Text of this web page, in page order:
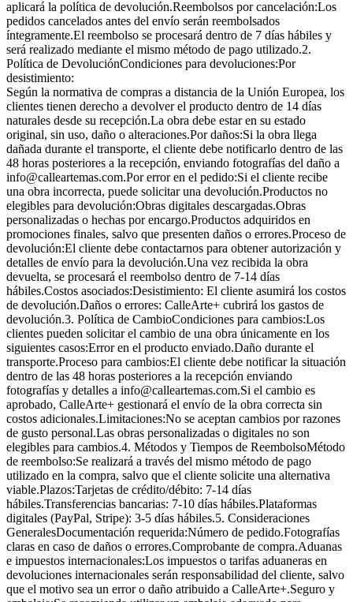
aplicará la política de devolución.Reembolsos por cancelación:Los
pedidos cancelados antes del envío serán reembolsados
íntegramente.El reembolso se procesará dentro de 7 días hábiles y
será realizado mediante el mismo método de pago utilizado.2.
Política de DevoluciónCondiciones para devoluciones:Por
desistimiento:
Según la normativa de compras a distancia de la Unión Europea, los
clientes tienen derecho a devolver el producto dentro de 14 días
naturales desde su recepción.La obra debe estar en su estado
original, sin uso, daño o alteraciones.Por daños:Si la obra llega
dañada durante el transporte, el cliente debe notificarlo dentro de las
48 horas posteriores a la recepción, enviando fotografías del daño a
info@calleartemas.com.Por error en el pedido:Si el cliente recibe
una obra incorrecta, puede solicitar una devolución.Productos no
elegibles para devolución:Obras digitales descargadas.Obras
personalizadas o hechas por encargo.Productos adquiridos en
promociones finales, salvo que presenten daños o errores.Proceso de
devolución:El cliente debe contactarnos para obtener autorización y
detalles de envío para la devolución.Una vez recibida la obra
devuelta, se procesará el reembolso dentro de 7-14 días
hábiles.Costos asociados:Desistimiento: El cliente asumirá los costos
de devolución.Daños o errores: CalleArte+ cubrirá los gastos de
devolución.3. Política de CambioCondiciones para cambios:Los
clientes pueden solicitar el cambio de una obra únicamente en los
siguientes casos:Error en el producto enviado.Daño durante el
transporte.Proceso para cambios:El cliente debe notificar la situación
dentro de las 48 horas posteriores a la recepción enviando
fotografías y detalles a info@calleartemas.com.Si el cambio es
aprobado, CalleArte+ gestionará el envío de la obra correcta sin
costos adicionales.Limitaciones:No se aceptan cambios por razones
de gusto personal.Las obras personalizadas o digitales no son
elegibles para cambios.4. Métodos y Tiempos de ReembolsoMétodo
de reembolso:Se realizará a través del mismo método de pago
utilizado en la compra, salvo que el cliente solicite una alternativa
viable.Plazos:Tarjetas de crédito/débito: 7-14 días
hábiles.Transferencias bancarias: 7-10 días hábiles.Plataformas
digitales (PayPal, Stripe): 3-5 días hábiles.5. Consideraciones
GeneralesDocumentación requerida:Número de pedido.Fotografías
claras en caso de daños o errores.Comprobante de compra.Aduanas
e impuestos internacionales:Los impuestos o tarifas aduaneras en
devoluciones internacionales serán responsabilidad del cliente, salvo
que el motivo sea un error o daño atribuido a CalleArte+.Seguro y